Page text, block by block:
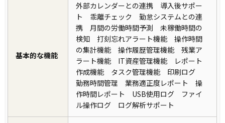
基本的な機能
外部カレンダーとの連携 導入後サポー
ト 乖離チェック 勤怠システムとの連
携 月間の労働時間予測 未稼働時間の
検知 打刻忘れアラート機能 操作時間
の集計機能 操作履歴管理機能 残業ア
ラート機能 IT資産管理機能 レポート
作成機能 タスク管理機能 印刷ログ
勤務時間管理 業務適正度レポート 操
作時間レポート USB使用ログ ファイ
ル操作ログ ログ解析サポート